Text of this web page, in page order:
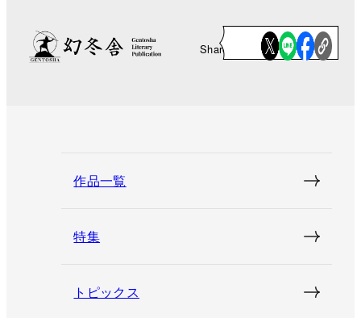
Share
作品一覧
特集
トピックス